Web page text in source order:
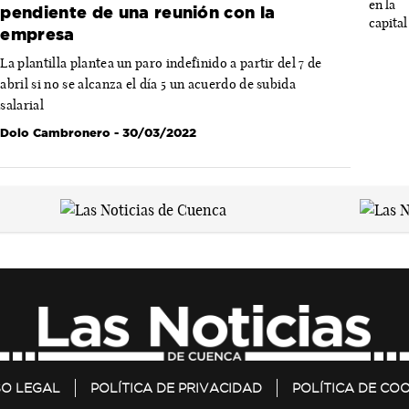
pendiente de una reunión con la
empresa
La plantilla plantea un paro indefinido a partir del 7 de
abril si no se alcanza el día 5 un acuerdo de subida
salarial
Dolo Cambronero - 30/03/2022
LEGAL POLÍTICA DE PRIVACIDAD POLÍTICA DE